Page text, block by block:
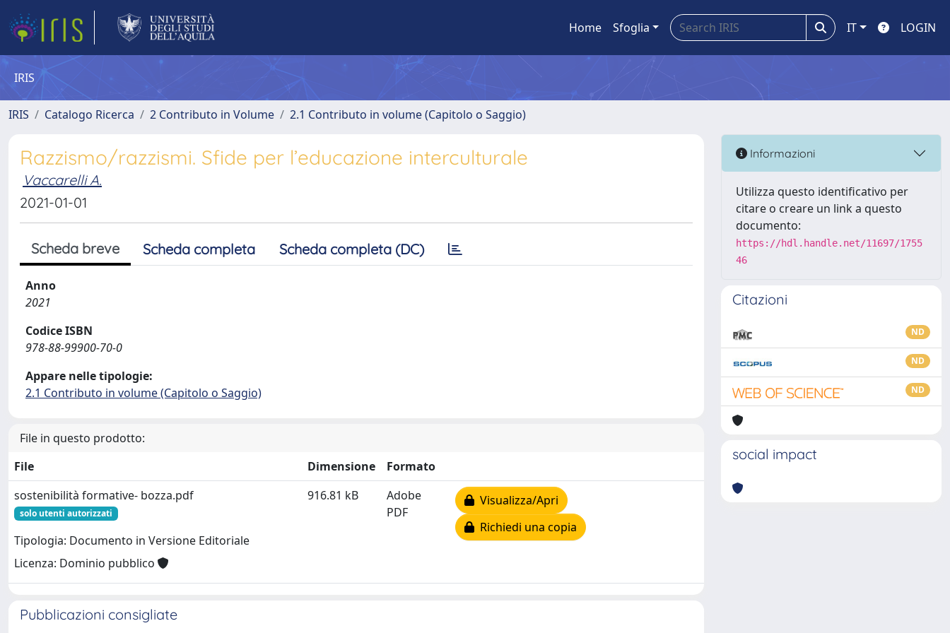
Home Sfoglia IT LOGIN
IRIS
IRIS Catalogo Ricerca 2 Contributo in Volume 2.1 Contributo in volume (Capitolo o Saggio)
Razzismo/razzismi. Sfide per l’educazione interculturale
Vaccarelli A.
2021-01-01
Scheda breve Scheda completa Scheda completa (DC)
Anno
2021
Codice ISBN
978-88-99900-70-0
Appare nelle tipologie:
2.1 Contributo in volume (Capitolo o Saggio)
File in questo prodotto:
File
Dimensione
Formato
sostenibilità formative- bozza.pdf
solo utenti autorizzati
Tipologia: Documento in Versione Editoriale
Licenza: Dominio pubblico
916.81 kB
Adobe
PDF
Visualizza/Apri
Richiedi una copia
Pubblicazioni consigliate
Informazioni
Utilizza questo identificativo per
citare o creare un link a questo
documento:
https://hdl.handle.net/11697/1755
46
Citazioni
ND
ND
ND
social impact